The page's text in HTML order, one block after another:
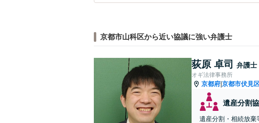
京都市山科区から近い協議に強い弁護士
荻原 卓司 弁護士
オギ法律事務所
京都府 京都市伏見
遺産分割
遺産分割・相続放棄